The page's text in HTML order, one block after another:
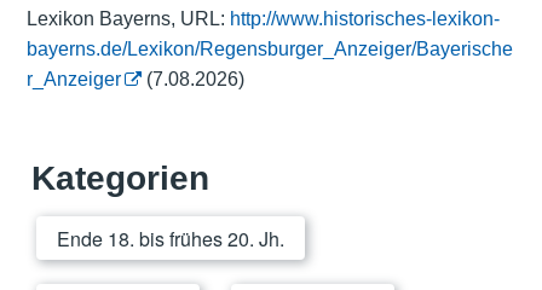
Lexikon Bayerns, URL: http://www.historisches-lexikon-
bayerns.de/Lexikon/Regensburger_Anzeiger/Bayerische
r_Anzeiger
(7.08.2026)
Kategorien
Ende 18. bis frühes 20. Jh.